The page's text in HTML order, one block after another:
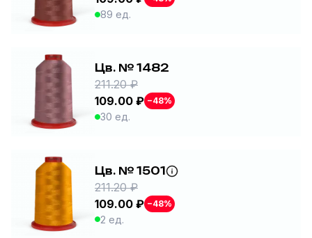
89 ед.
Цв. № 1482
211.20 ₽
109.00 ₽ −48%
30 ед.
Цв. № 1501
211.20 ₽
109.00 ₽ −48%
2 ед.